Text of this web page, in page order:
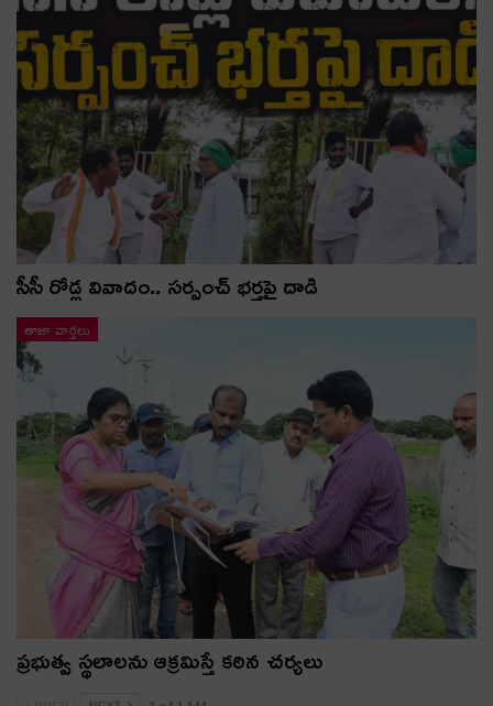
సీసీ రోడ్ల వివాదం.. స‌ర్పంచ్ భ‌ర్త‌పై దాడి
తాజా వార్తలు
ప్రభుత్వ స్థలాలను ఆక్రమిస్తే కఠిన చర్యలు